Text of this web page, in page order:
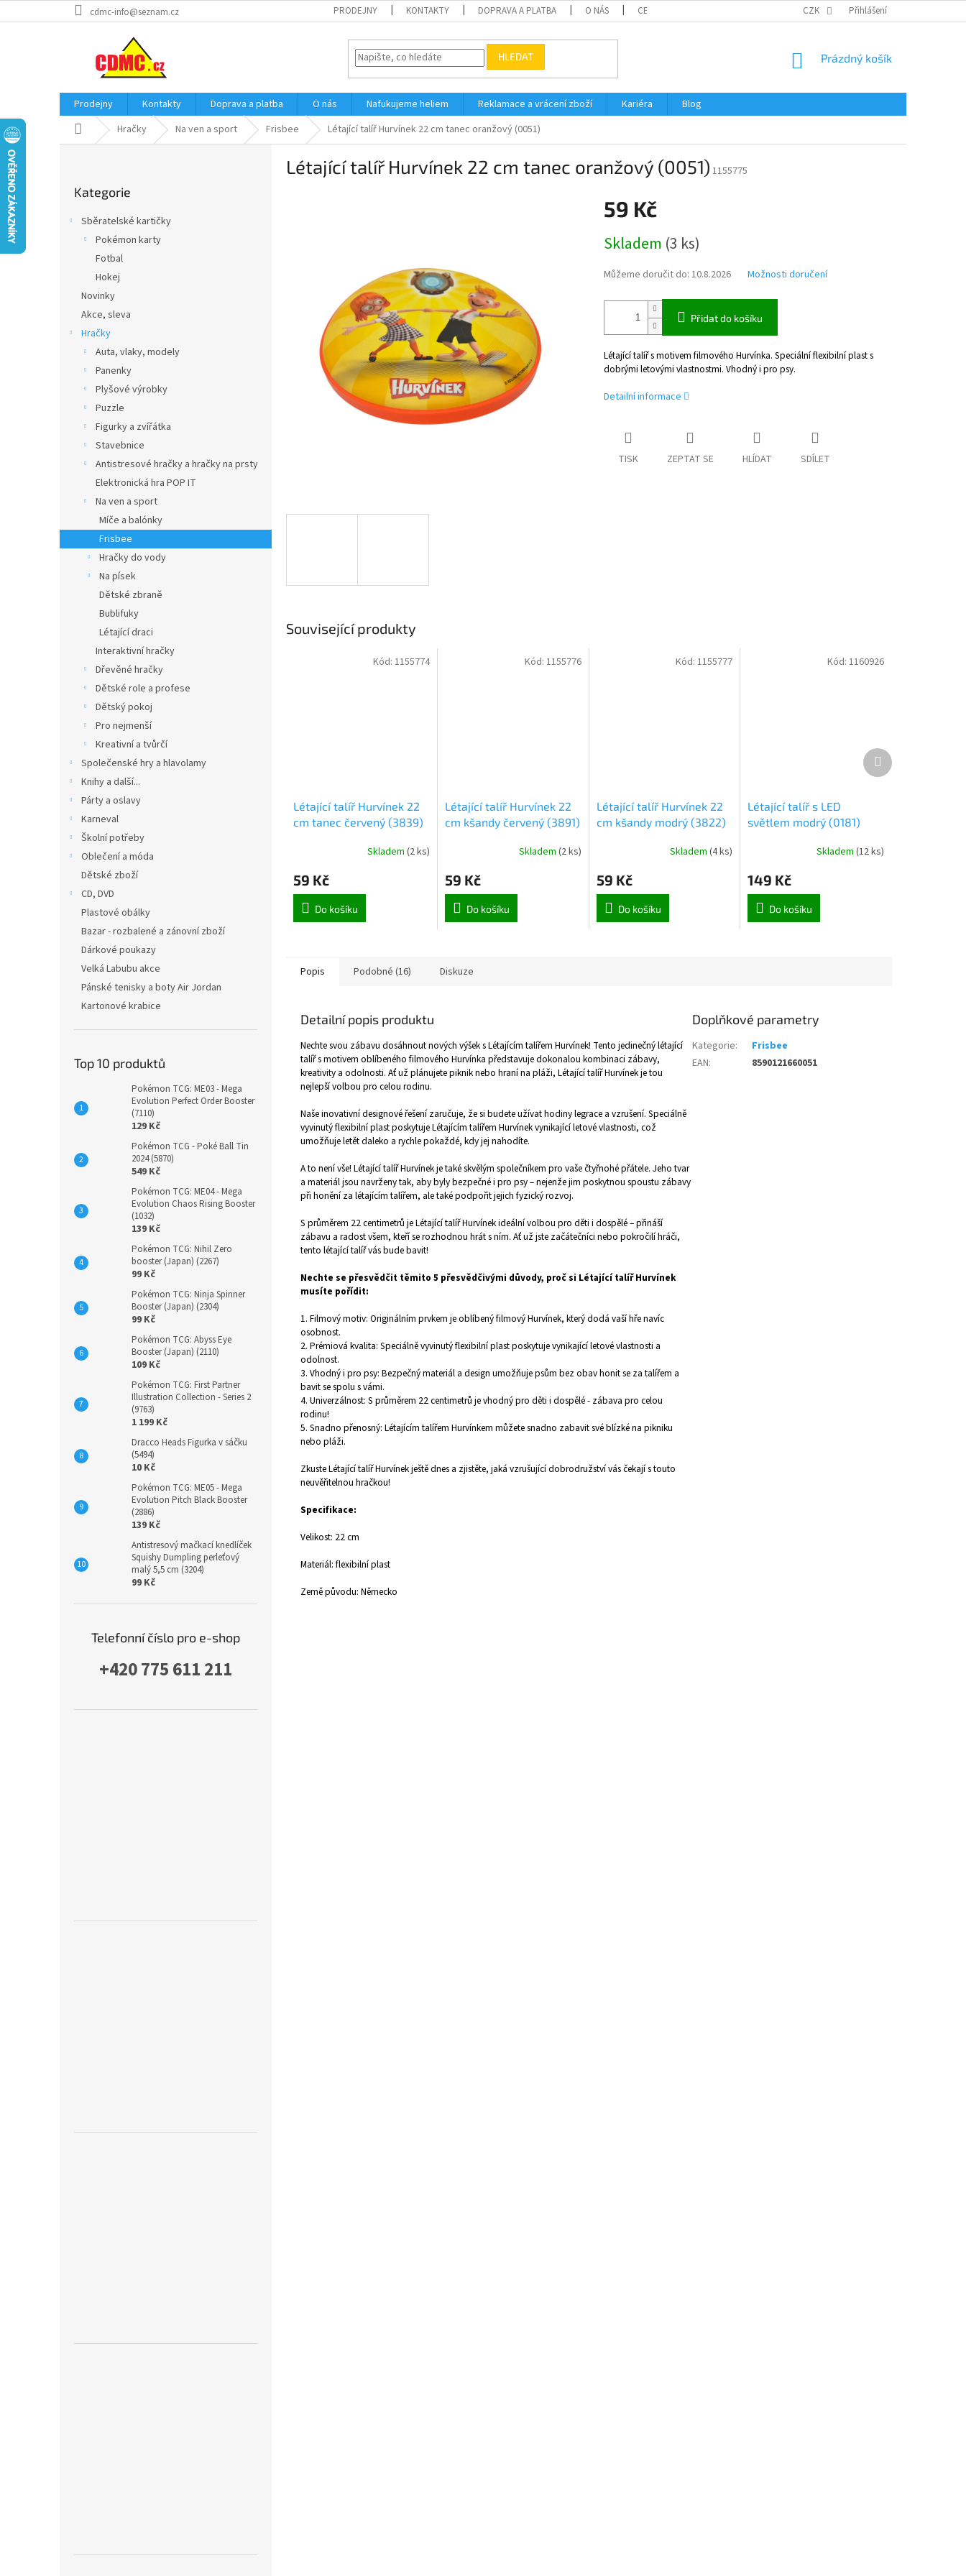
na
cdmc-info@seznam.cz PRODEJNY KONTAKTY DOPRAVA A PLATBA O NÁS CERTIFIKÁTY A NÁVODY OBCHODNÍ PODMÍNKY OCHRANA OSOBNÍCH
CZK Přihlášení
HLEDAT
NÁKUPNÍ
Prázdný košík
Prodejny Kontakty Doprava a platba O nás Nafukujeme heliem Reklamace a vrácení zboží Kariéra
Blog
Domů Hračky Na ven a sport Frisbee Létající talíř Hurvínek 22 cm tanec oranžový (0051)
kategorie
Kategorie
Sběratelské kartičky
Pokémon karty
Fotbal
Hokej
Novinky
Akce, sleva
Hračky
Auta, vlaky, modely
Panenky
Plyšové výrobky
Puzzle
Figurky a zvířátka
Stavebnice
Antistresové hračky a hračky na prsty
Elektronická hra POP IT
Na ven a sport
Míče a balónky
Frisbee
Hračky do vody
Na písek
Dětské zbraně
Bublifuky
Létající draci
Interaktivní hračky
Dřevěné hračky
Dětské role a profese
Dětský pokoj
Pro nejmenší
Kreativní a tvůrčí
Společenské hry a hlavolamy
Knihy a další...
Párty a oslavy
Karneval
Školní potřeby
Oblečení a móda
Dětské zboží
CD, DVD
Plastové obálky
Bazar - rozbalené a zánovní zboží
Dárkové poukazy
Velká Labubu akce
Pánské tenisky a boty Air Jordan
Kartonové krabice
Top 10 produktů
Pokémon TCG: ME03 - Mega
Evolution Perfect Order Booster
(7110)
129 Kč
Pokémon TCG - Poké Ball Tin
2024 (5870)
549 Kč
Pokémon TCG: ME04 - Mega
Evolution Chaos Rising Booster
(1032)
139 Kč
Pokémon TCG: Nihil Zero
booster (Japan) (2267)
99 Kč
Pokémon TCG: Ninja Spinner
Booster (Japan) (2304)
99 Kč
Pokémon TCG: Abyss Eye
Booster (Japan) (2110)
109 Kč
Pokémon TCG: First Partner
Illustration Collection - Series 2
(9763)
1 199 Kč
Dracco Heads Figurka v sáčku
(5494)
10 Kč
Pokémon TCG: ME05 - Mega
Evolution Pitch Black Booster
(2886)
139 Kč
Antistresový mačkací knedlíček
Squishy Dumpling perleťový
malý 5,5 cm (3204)
99 Kč
Telefonní číslo pro e-shop
+420 775 611 211
Létající talíř Hurvínek 22 cm tanec oranžový (0051) 1155775
59 Kč
cena:
Skladem (3 ks)
Můžeme doručit do: 10.8.2026 Možnosti doručení
Přidat do košíku
Létající talíř s motivem filmového Hurvínka. Speciální flexibilní plast s
dobrými letovými vlastnostmi. Vhodný i pro psy.
Detailní informace
TISK ZEPTAT SE HLÍDAT SDÍLET
Související produkty
Létající talíř Hurvínek 22
cm tanec červený (3839)
Skladem (2 ks)
59 Kč
Do košíku
Kód: 1155774
Létající talíř Hurvínek 22
cm kšandy červený (3891)
Skladem (2 ks)
59 Kč
Do košíku
Kód: 1155776
Létající talíř Hurvínek 22
cm kšandy modrý (3822)
Skladem(4 ks)
59 Kč
Do košíku
Kód:1155777
Létající talíř s LED
světlem modrý (0181)
Skladem (12 ks)
149 Kč
Do košíku
Kód: 1160926
Další
produkt
Popis Podobné (16) Diskuze
Detailní popis produktu
Nechte svou zábavu dosáhnout nových výšek s Létajícím talířem Hurvínek! Tento jedinečný létající
talíř s motivem oblíbeného filmového Hurvínka představuje dokonalou kombinaci zábavy,
kreativity a odolnosti. Ať už plánujete piknik nebo hraní na pláži, Létající talíř Hurvínek je tou
nejlepší volbou pro celou rodinu.
Naše inovativní designové řešení zaručuje, že si budete užívat hodiny legrace a vzrušení. Speciálně
vyvinutý flexibilní plast poskytuje Létajícím talířem Hurvínek vynikající letové vlastnosti, což
umožňuje letět daleko a rychle pokaždé, kdy jej nahodíte.
A to není vše! Létající talíř Hurvínek je také skvělým společníkem pro vaše čtyřnohé přátele. Jeho tvar
a materiál jsou navrženy tak, aby byly bezpečné i pro psy – nejenže jim poskytnou spoustu zábavy
při honění za létajícím talířem, ale také podpořit jejich fyzický rozvoj.
S průměrem 22 centimetrů je Létající talíř Hurvínek ideální volbou pro děti i dospělé – přináší
zábavu a radost všem, kteří se rozhodnou hrát s ním. Ať už jste začátečníci nebo pokročilí hráči,
tento létající talíř vás bude bavit!
Nechte se přesvědčit těmito 5 přesvědčivými důvody, proč si Létající talíř Hurvínek
musíte pořídit:
1. Filmový motiv: Originálním prvkem je oblíbený filmový Hurvínek, který dodá vaší hře navíc
osobnost.
2. Prémiová kvalita: Speciálně vyvinutý flexibilní plast poskytuje vynikající letové vlastnosti a
odolnost.
3. Vhodný i pro psy: Bezpečný materiál a design umožňuje psům bez obav honit se za talířem a
bavit se spolu s vámi.
4. Univerzálnost: S průměrem 22 centimetrů je vhodný pro děti i dospělé - zábava pro celou
rodinu!
5. Snadno přenosný: Létajícím talířem Hurvínkem můžete snadno zabavit své blízké na pikniku
nebo pláži.
Zkuste Létající talíř Hurvínek ještě dnes a zjistěte, jaká vzrušující dobrodružství vás čekají s touto
neuvěřitelnou hračkou!
Specifikace:
Velikost: 22 cm
Materiál: flexibilní plast
Země původu: Německo
Doplňkové parametry
Kategorie:
Frisbee
EAN: 8590121660051